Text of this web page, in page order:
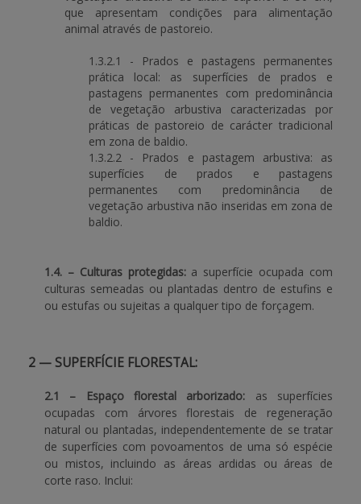
que apresentam condições para alimentação
animal através de pastoreio.
1.3.2.1 - Prados e pastagens permanentes
prática local: as superfícies de prados e
pastagens permanentes com predominância
de vegetação arbustiva caracterizadas por
práticas de pastoreio de carácter tradicional
em zona de baldio.
1.3.2.2 - Prados e pastagem arbustiva: as
superfícies de prados e pastagens
permanentes com predominância de
vegetação arbustiva não inseridas em zona de
baldio.
1.4. – Culturas protegidas:a superfície ocupada com
culturas semeadas ou plantadas dentro de estufins e
ou estufas ou sujeitas a qualquer tipo de forçagem.
2 — SUPERFÍCIE FLORESTAL:
2.1 – Espaço florestal arborizado: as superfícies
ocupadas com árvores florestais de regeneração
natural ou plantadas, independentemente de se tratar
de superfícies com povoamentos de uma só espécie
ou mistos, incluindo as áreas ardidas ou áreas de
corte raso. Inclui: